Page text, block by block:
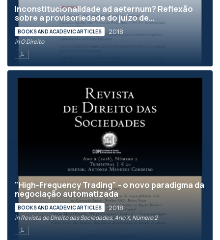
Inconstitucionalidade ad aeternum? Reflexão
sobre a provisoriedade do juízo de...
BOOKS AND ACADEMIC ARTICLES 2018
in O Direito
"High-Frequency Trading" - o novo paradigma da
negociação automatizada
BOOKS AND ACADEMIC ARTICLES 2018
in Revista de Direito das Sociedades, Ano X, Número 2